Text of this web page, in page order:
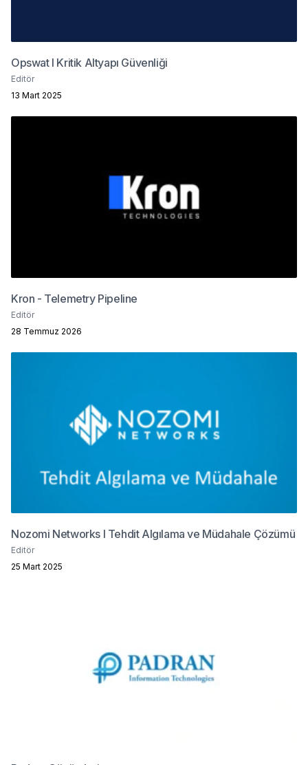
Opswat I Kritik Altyapı Güvenliği
Editör
13 Mart 2025
Kron - Telemetry Pipeline
Editör
28 Temmuz 2026
Nozomi Networks I Tehdit Algılama ve Müdahale Çözümü
Editör
25 Mart 2025